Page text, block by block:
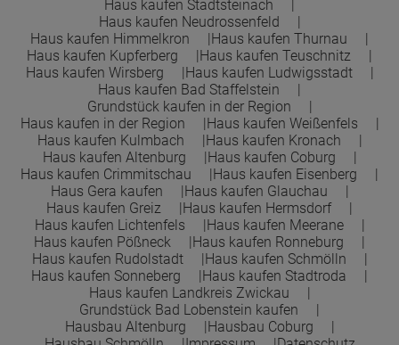
Haus kaufen Stadtsteinach
Haus kaufen Neudrossenfeld
Haus kaufen Himmelkron
Haus kaufen Thurnau
Haus kaufen Kupferberg
Haus kaufen Teuschnitz
Haus kaufen Wirsberg
Haus kaufen Ludwigsstadt
Haus kaufen Bad Staffelstein
Grundstück kaufen in der Region
Haus kaufen in der Region
Haus kaufen Weißenfels
Haus kaufen Kulmbach
Haus kaufen Kronach
Haus kaufen Altenburg
Haus kaufen Coburg
Haus kaufen Crimmitschau
Haus kaufen Eisenberg
Haus Gera kaufen
Haus kaufen Glauchau
Haus kaufen Greiz
Haus kaufen Hermsdorf
Haus kaufen Lichtenfels
Haus kaufen Meerane
Haus kaufen Pößneck
Haus kaufen Ronneburg
Haus kaufen Rudolstadt
Haus kaufen Schmölln
Haus kaufen Sonneberg
Haus kaufen Stadtroda
Haus kaufen Landkreis Zwickau
Grundstück Bad Lobenstein kaufen
Hausbau Altenburg
Hausbau Coburg